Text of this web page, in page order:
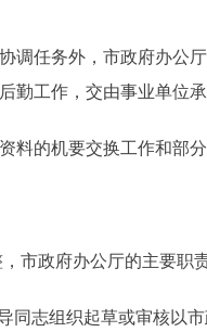
任务外，市政府办公厅
勤工作，交由事业单位
的机要交换工作和部分
政府办公厅的主要职
志组织起草或审核以市